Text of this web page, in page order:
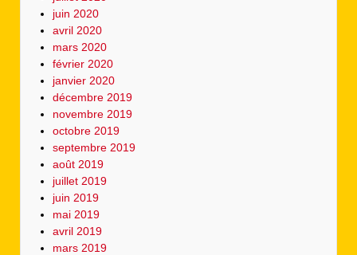
juin 2020
avril 2020
mars 2020
février 2020
janvier 2020
décembre 2019
novembre 2019
octobre 2019
septembre 2019
août 2019
juillet 2019
juin 2019
mai 2019
avril 2019
mars 2019